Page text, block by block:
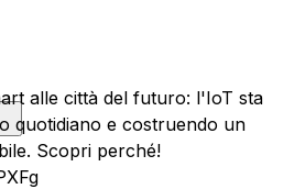
alle città del futuro: l'IoT sta
quotidiano e costruendo un
Scopri perché!